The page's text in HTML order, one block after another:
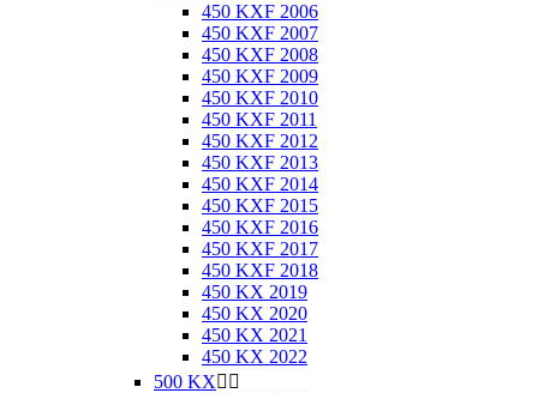
450 KXF 2006
450 KXF 2007
450 KXF 2008
450 KXF 2009
450 KXF 2010
450 KXF 2011
450 KXF 2012
450 KXF 2013
450 KXF 2014
450 KXF 2015
450 KXF 2016
450 KXF 2017
450 KXF 2018
450 KX 2019
450 KX 2020
450 KX 2021
450 KX 2022
500 KX 